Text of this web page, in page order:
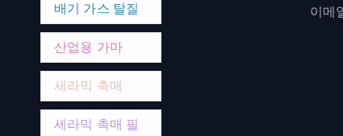
배기 가스 탈질
산업용 가마
세라믹 촉매
세라믹 촉매 필
이메